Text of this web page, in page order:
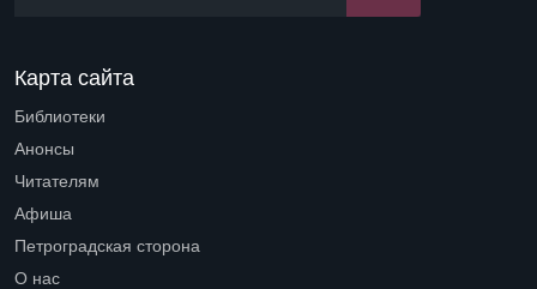
Карта сайта
Библиотеки
Анонсы
Читателям
Афиша
Петроградская сторона
О нас